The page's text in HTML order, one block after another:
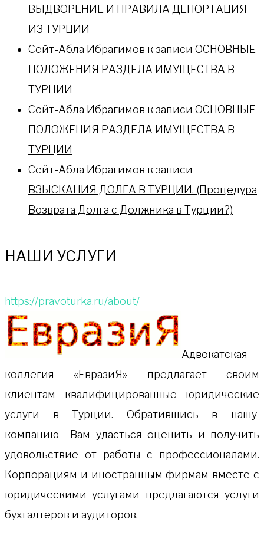
ВЫДВОРЕНИЕ И ПРАВИЛА ДЕПОРТАЦИЯ
ИЗ ТУРЦИИ
Сейт-Абла Ибрагимов к записи ОСНОВНЫЕ
ПОЛОЖЕНИЯ РАЗДЕЛА ИМУЩЕСТВА В
ТУРЦИИ
Сейт-Абла Ибрагимов к записи ОСНОВНЫЕ
ПОЛОЖЕНИЯ РАЗДЕЛА ИМУЩЕСТВА В
ТУРЦИИ
Сейт-Абла Ибрагимов к записи
ВЗЫСКАНИЯ ДОЛГА В ТУРЦИИ. (Процедура
Возврата Долга с Должника в Турции?)
НАШИ УСЛУГИ
https://pravoturka.ru/about/
Адвокатская
коллeгия «ЕвразиЯ» предлагает своим
клиентам квалифицированные юридические
услуги в Турции. Обратившись в нашу
компанию Вам удасться оценить и получить
удовольствие от работы с профессионалами.
Корпорациям и иностранным фирмам вместе с
юридическими услугами предлагаются услуги
бухгалтеров и аудиторов.